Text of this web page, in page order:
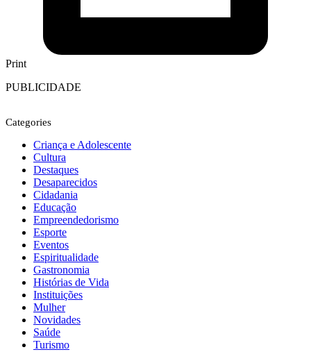
Print
PUBLICIDADE
Categories
Criança e Adolescente
Cultura
Destaques
Desaparecidos
Cidadania
Educação
Empreendedorismo
Esporte
Eventos
Espiritualidade
Gastronomia
Histórias de Vida
Instituições
Mulher
Novidades
Saúde
Turismo